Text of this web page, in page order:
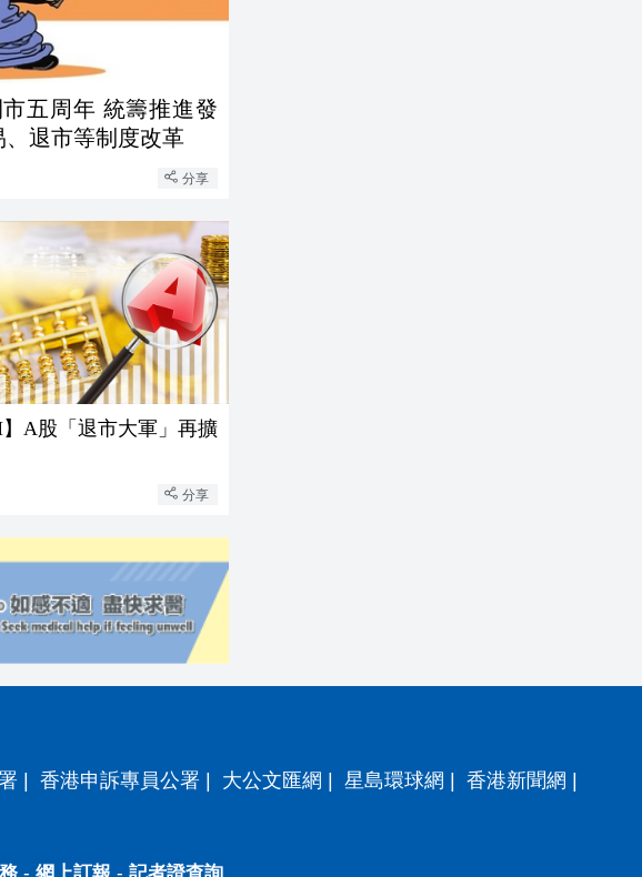
五周年 統籌推進發
退市等制度改革
分享
】A股「退市大軍」再擴
分享
| 香港申訴專員公署 | 大公文匯網 | 星島環球網 | 香港新聞網 |
- 網上訂報 - 記者證查詢